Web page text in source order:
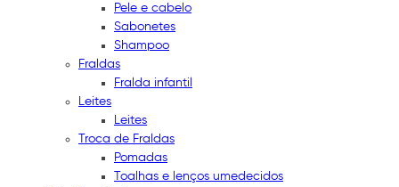
Pele e cabelo
Sabonetes
Shampoo
Fraldas
Fralda infantil
Leites
Leites
Troca de Fraldas
Pomadas
Toalhas e lenços umedecidos